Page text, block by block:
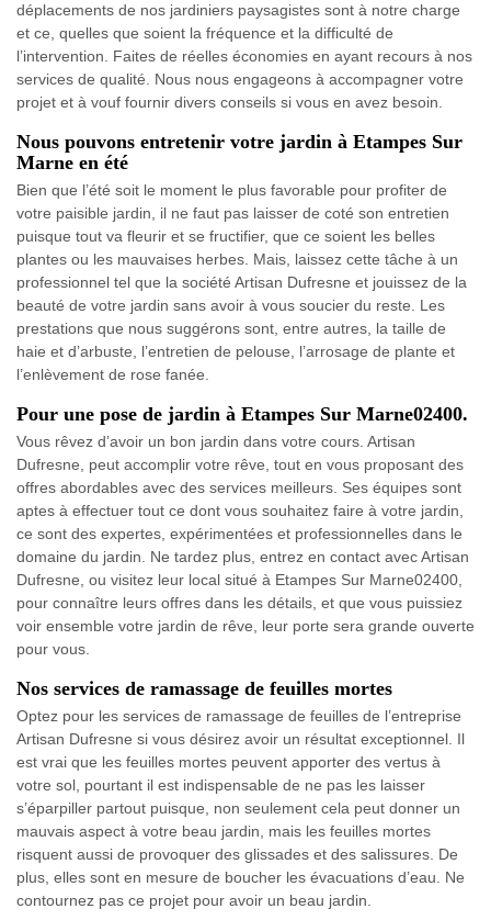
déplacements de nos jardiniers paysagistes sont à notre charge
et ce, quelles que soient la fréquence et la difficulté de
l’intervention. Faites de réelles économies en ayant recours à nos
services de qualité. Nous nous engageons à accompagner votre
projet et à vouf fournir divers conseils si vous en avez besoin.
Nous pouvons entretenir votre jardin à Etampes Sur
Marne en été
Bien que l’été soit le moment le plus favorable pour profiter de
votre paisible jardin, il ne faut pas laisser de coté son entretien
puisque tout va fleurir et se fructifier, que ce soient les belles
plantes ou les mauvaises herbes. Mais, laissez cette tâche à un
professionnel tel que la société Artisan Dufresne et jouissez de la
beauté de votre jardin sans avoir à vous soucier du reste. Les
prestations que nous suggérons sont, entre autres, la taille de
haie et d’arbuste, l’entretien de pelouse, l’arrosage de plante et
l’enlèvement de rose fanée.
Pour une pose de jardin à Etampes Sur Marne02400.
Vous rêvez d’avoir un bon jardin dans votre cours. Artisan
Dufresne, peut accomplir votre rêve, tout en vous proposant des
offres abordables avec des services meilleurs. Ses équipes sont
aptes à effectuer tout ce dont vous souhaitez faire à votre jardin,
ce sont des expertes, expérimentées et professionnelles dans le
domaine du jardin. Ne tardez plus, entrez en contact avec Artisan
Dufresne, ou visitez leur local situé à Etampes Sur Marne02400,
pour connaître leurs offres dans les détails, et que vous puissiez
voir ensemble votre jardin de rêve, leur porte sera grande ouverte
pour vous.
Nos services de ramassage de feuilles mortes
Optez pour les services de ramassage de feuilles de l’entreprise
Artisan Dufresne si vous désirez avoir un résultat exceptionnel. Il
est vrai que les feuilles mortes peuvent apporter des vertus à
votre sol, pourtant il est indispensable de ne pas les laisser
s’éparpiller partout puisque, non seulement cela peut donner un
mauvais aspect à votre beau jardin, mais les feuilles mortes
risquent aussi de provoquer des glissades et des salissures. De
plus, elles sont en mesure de boucher les évacuations d’eau. Ne
contournez pas ce projet pour avoir un beau jardin.